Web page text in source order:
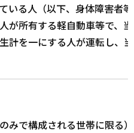
いる人（以下、身体障害者
が所有する軽自動車等で、
計を一にする人が運転し、
みで構成される世帯に限る